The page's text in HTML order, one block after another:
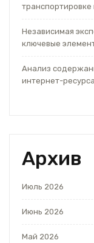
Независимая
ключевые
Анализ
интернет-ресурса
Архив
Июль 2026
Июнь 2026
Май 2026